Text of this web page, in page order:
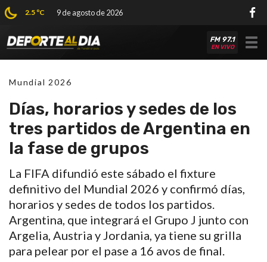
2.5 ºC 9 de agosto de 2026
FM 97.1
EN VIVO
Mundial 2026
Días, horarios y sedes de los
tres partidos de Argentina en
la fase de grupos
La FIFA difundió este sábado el fixture
definitivo del Mundial 2026 y confirmó días,
horarios y sedes de todos los partidos.
Argentina, que integrará el Grupo J junto con
Argelia, Austria y Jordania, ya tiene su grilla
para pelear por el pase a 16 avos de final.